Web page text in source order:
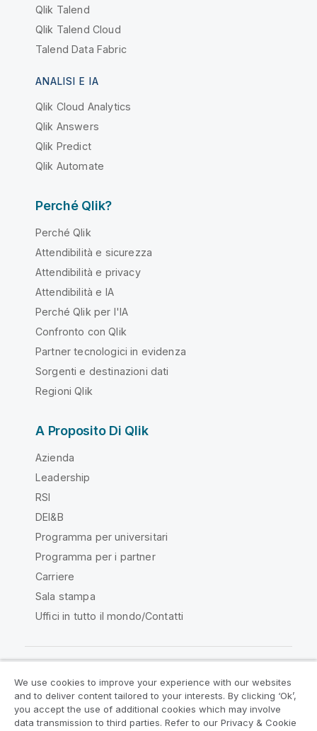
Qlik Talend
Qlik Talend Cloud
Talend Data Fabric
ANALISI E IA
Qlik Cloud Analytics
Qlik Answers
Qlik Predict
Qlik Automate
Perché Qlik?
Perché Qlik
Attendibilità e sicurezza
Attendibilità e privacy
Attendibilità e IA
Perché Qlik per l'IA
Confronto con Qlik
Partner tecnologici in evidenza
Sorgenti e destinazioni dati
Regioni Qlik
A Proposito Di Qlik
Azienda
Leadership
RSI
DEI&B
Programma per universitari
Programma per i partner
Carriere
Sala stampa
Uffici in tutto il mondo/Contatti
Qlik Community
Contratti Termini del prodotto
We use cookies to improve your experience with our websites
and to deliver content tailored to your interests. By clicking ‘Ok’,
you accept the use of additional cookies which may involve
data transmission to third parties. Refer to our Privacy & Cookie